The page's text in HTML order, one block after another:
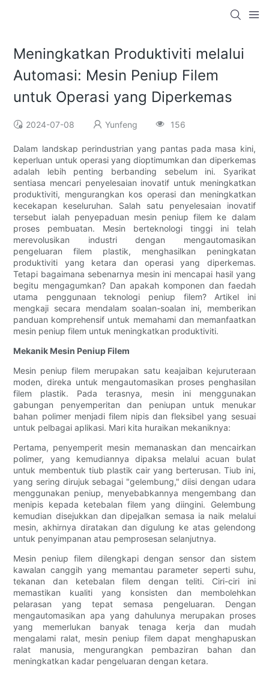
Meningkatkan Produktiviti melalui
Automasi: Mesin Peniup Filem
untuk Operasi yang Diperkemas
2024-07-08 Yunfeng 156
Dalam landskap perindustrian yang pantas pada masa kini,
keperluan untuk operasi yang dioptimumkan dan diperkemas
adalah lebih penting berbanding sebelum ini. Syarikat
sentiasa mencari penyelesaian inovatif untuk meningkatkan
produktiviti, mengurangkan kos operasi dan meningkatkan
kecekapan keseluruhan. Salah satu penyelesaian inovatif
tersebut ialah penyepaduan mesin peniup filem ke dalam
proses pembuatan. Mesin berteknologi tinggi ini telah
merevolusikan industri dengan mengautomasikan
pengeluaran filem plastik, menghasilkan peningkatan
produktiviti yang ketara dan operasi yang diperkemas.
Tetapi bagaimana sebenarnya mesin ini mencapai hasil yang
begitu mengagumkan? Dan apakah komponen dan faedah
utama penggunaan teknologi peniup filem? Artikel ini
mengkaji secara mendalam soalan-soalan ini, memberikan
panduan komprehensif untuk memahami dan memanfaatkan
mesin peniup filem untuk meningkatkan produktiviti.
Mekanik Mesin Peniup Filem
Mesin peniup filem merupakan satu keajaiban kejuruteraan
moden, direka untuk mengautomasikan proses penghasilan
filem plastik. Pada terasnya, mesin ini menggunakan
gabungan penyemperitan dan peniupan untuk menukar
bahan polimer menjadi filem nipis dan fleksibel yang sesuai
untuk pelbagai aplikasi. Mari kita huraikan mekaniknya:
Pertama, penyemperit mesin memanaskan dan mencairkan
polimer, yang kemudiannya dipaksa melalui acuan bulat
untuk membentuk tiub plastik cair yang berterusan. Tiub ini,
yang sering dirujuk sebagai "gelembung," diisi dengan udara
menggunakan peniup, menyebabkannya mengembang dan
menipis kepada ketebalan filem yang diingini. Gelembung
kemudian disejukkan dan dipejalkan semasa ia naik melalui
mesin, akhirnya diratakan dan digulung ke atas gelendong
untuk penyimpanan atau pemprosesan selanjutnya.
Mesin peniup filem dilengkapi dengan sensor dan sistem
kawalan canggih yang memantau parameter seperti suhu,
tekanan dan ketebalan filem dengan teliti. Ciri-ciri ini
memastikan kualiti yang konsisten dan membolehkan
pelarasan yang tepat semasa pengeluaran. Dengan
mengautomasikan apa yang dahulunya merupakan proses
yang memerlukan banyak tenaga kerja dan mudah
mengalami ralat, mesin peniup filem dapat menghapuskan
ralat manusia, mengurangkan pembaziran bahan dan
meningkatkan kadar pengeluaran dengan ketara.